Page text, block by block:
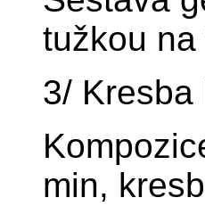
tužkou na
3/ Kresba
min,